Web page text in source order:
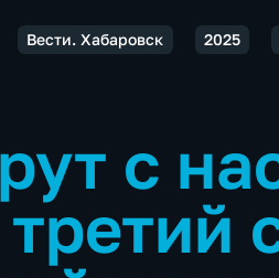
Вести. Хабаровск 2025
с